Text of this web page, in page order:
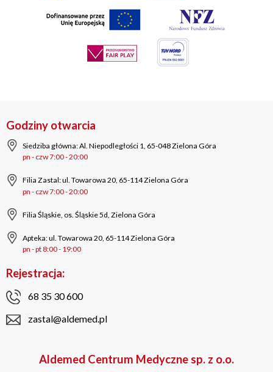
Godziny otwarcia
Siedziba główna: Al. Niepodległości 1, 65-048 Zielona Góra
pn - czw 7:00 - 20:00
Filia Zastal: ul. Towarowa 20, 65-114 Zielona Góra
pn - czw 7:00 - 20:00
Filia Śląskie, os. Śląskie 5d, Zielona Góra
Apteka: ul. Towarowa 20, 65-114 Zielona Góra
pn - pt 8:00 - 19:00
Rejestracja:
68 35 30 600
zastal@aldemed.pl
Aldemed Centrum Medyczne sp. z o.o.